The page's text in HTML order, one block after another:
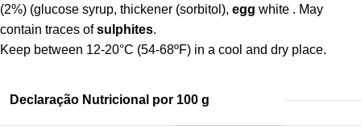
(2%) (glucose syrup, thickener (sorbitol), egg white . May
contain traces ofsulphites.
Keep between 12-20°C (54-68ºF) in a cool and dry place.
Declaração Nutricional por 100 g